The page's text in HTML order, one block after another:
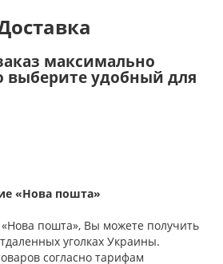
максимально
выберите удобный для
«Нова пошта»
пошта», Вы можете получить
уголках Украины.
согласно тарифам